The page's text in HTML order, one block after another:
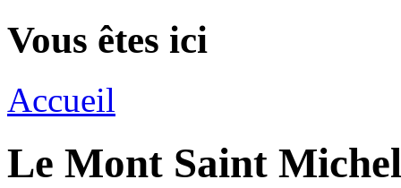
Vous êtes ici
Accueil
Le Mont Saint